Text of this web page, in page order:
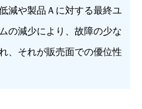
減や製品Ａに対する最終ユ
の減少により、故障の少な
、それが販売面での優位性